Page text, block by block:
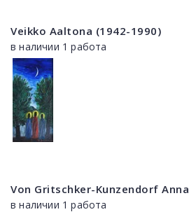
Veikko Aaltona (1942-1990)
в наличии 1 работа
Von Gritschker-Kunzendorf Anna
в наличии 1 работа